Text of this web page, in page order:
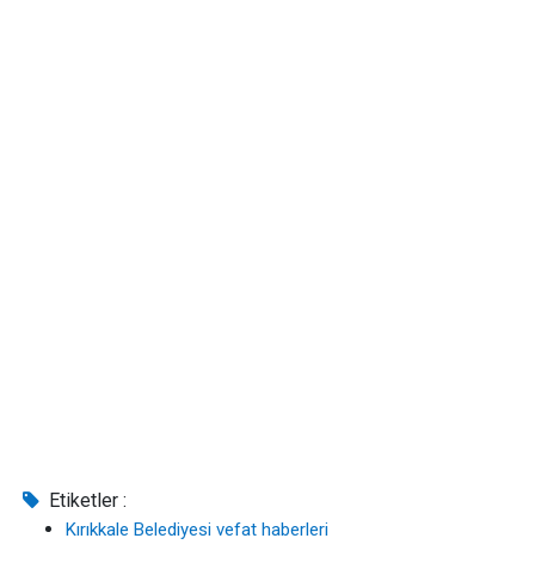
Etiketler :
Kırıkkale Belediyesi vefat haberleri